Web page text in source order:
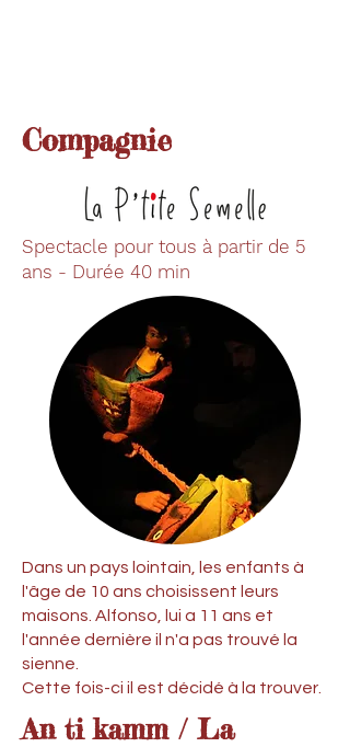
Compagnie
Spectacle pour tous à partir de 5
ans - Durée 40 min
Dans un pays lointain, les enfants à
l'âge de 10 ans choisissent leurs
maisons. Alfonso, lui a 11 ans et
l'année dernière il n'a pas trouvé la
sienne.
Cette fois-ci il est décidé à la trouver.
An ti kamm / La